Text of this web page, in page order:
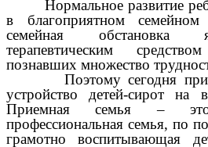
Нормальное развитие
в благоприятном
семейная обстановка
терапевтическим
познавших множество
Поэтому сегодня
устройство детей-сирот на
Приемная семья –
профессиональная семья, по
грамотно воспитывающая